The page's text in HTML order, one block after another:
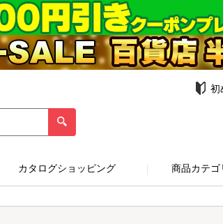
初
カタログショッピング 商品カテゴ